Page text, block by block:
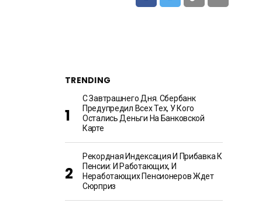
TRENDING
С Завтрашнего Дня. Сбербанк
Предупредил Всех Тех, У Кого
Остались Деньги На Банковской
Карте
Рекордная Индексация И Прибавка К
Пенсии: И Работающих, И
Неработающих Пенсионеров Ждет
Сюрприз